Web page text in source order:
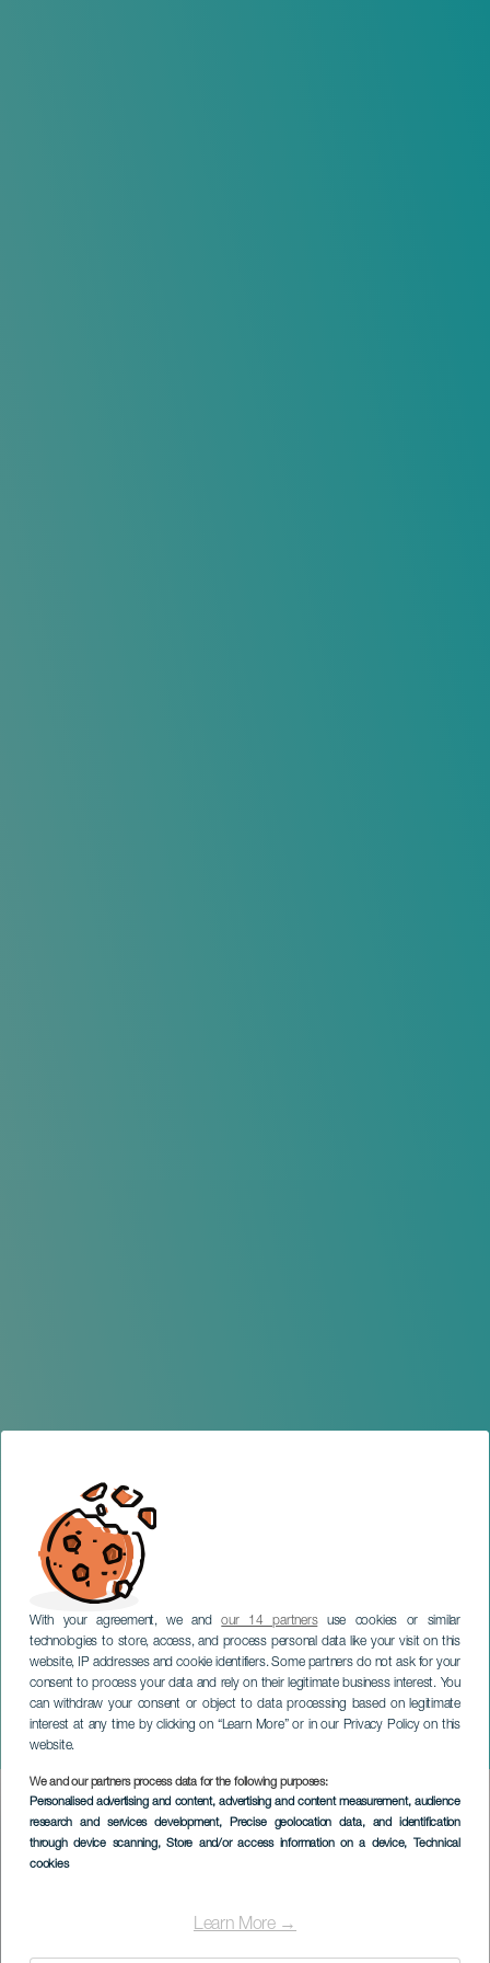
With your agreement, we andour 14 partnersuse cookies or similar
technologies to store, access, and process personal data like your visit on this
website, IP addresses and cookie identifiers. Some partners do not ask for your
consent to process your data and rely on their legitimate business interest. You
can withdraw your consent or object to data processing based on legitimate
interest at any time by clicking on “Learn More” or in our Privacy Policy on this
website.
We and our partners process data for the following purposes:
Personalised advertising and content, advertising and content measurement, audience
research and services development, Precise geolocation data, and identification
through device scanning, Store and/or access information on a device, Technical
cookies
Learn More →
World Beer Festival -
Santa Cruz
TENERIFE
Imagen
Listado